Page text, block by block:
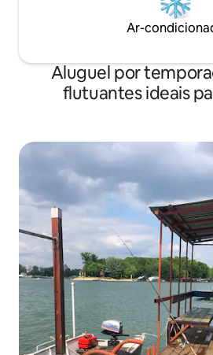
Ar-
Aluguel por
flutuantes ideais